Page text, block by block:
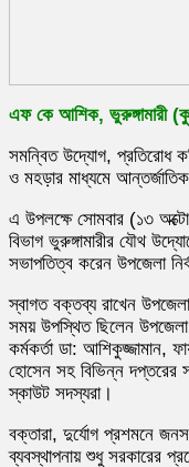
এফ কে আশিক, ভুরুঙ্গামারী
সমন্বিত উদ্যোগ, প্রতিরোধ
ও মহড়ার মাধ্যমে
এ উপলক্ষে সোমবার (১৩
বিভাগ ভুরুঙ্গামারীর যৌথ
সভাপতিত্ব করেন উপজেলা
স্বাগত বক্তব্য রাখেন
সময় উপস্থিত ছিলেন উপজেলা
কর্মকর্তা ডা: আশিকুজ্জামান,
হোসেন সহ বিভিন্ন দপ্তরের
স্কাউট সদস্যরা।
বক্তারা, দুর্যোগ প্রশমনে
ব্যবস্থাপনায় শুধু সরকারের